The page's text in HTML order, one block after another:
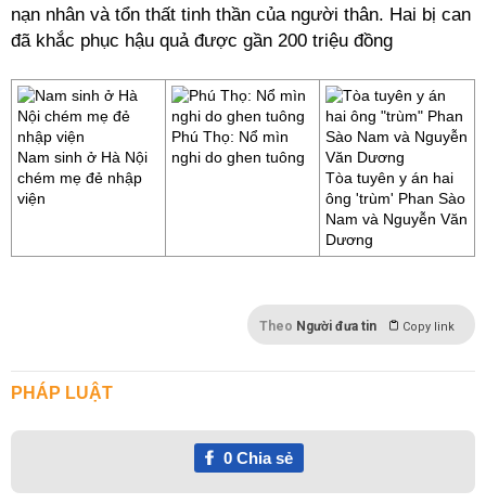
nạn nhân và tổn thất tinh thần của người thân. Hai bị can
đã khắc phục hậu quả được gần 200 triệu đồng
Nam sinh ở Hà Nội
chém mẹ đẻ nhập
viện
Phú Thọ: Nổ mìn
nghi do ghen tuông
Tòa tuyên y án hai
ông 'trùm' Phan Sào
Nam và Nguyễn Văn
Dương
Theo Người đưa tin Copy link
PHÁP LUẬT
0Chia sẻ